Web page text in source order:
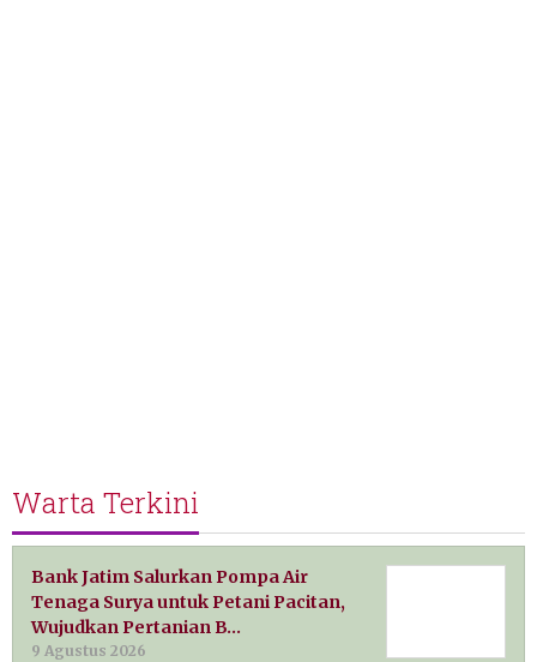
Warta Terkini
Bank Jatim Salurkan Pompa Air
Tenaga Surya untuk Petani Pacitan,
Wujudkan Pertanian B…
9 Agustus 2026